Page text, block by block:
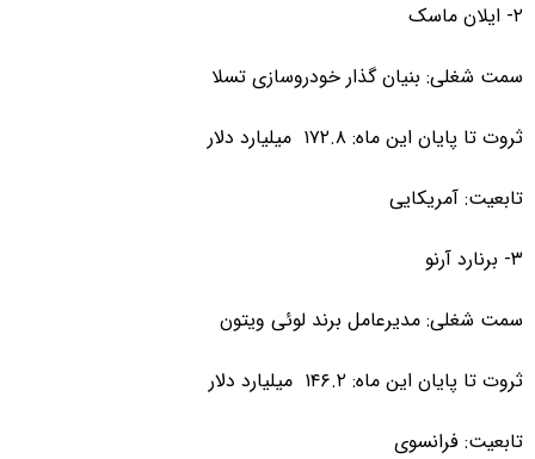
۲- ایلان ماسک
سمت شغلی: بنیان گذار خودروسازی تسلا
ثروت تا پایان این ماه: ۱۷۲.۸ میلیارد دلار
تابعیت: آمریکایی
۳- برنارد آرنو
سمت شغلی: مدیرعامل برند لوئی ویتون
ثروت تا پایان این ماه: ۱۴۶.۲ میلیارد دلار
تابعیت: فرانسوی